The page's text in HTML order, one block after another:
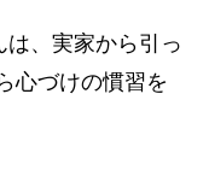
、実家から引っ
心づけの慣習を